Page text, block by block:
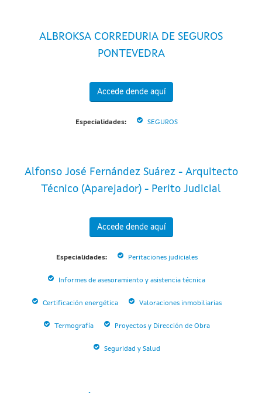
ALBROKSA CORREDURIA DE SEGUROS
PONTEVEDRA
Accede dende aquí
Especialidades: SEGUROS
Alfonso José Fernández Suárez - Arquitecto
Técnico (Aparejador) - Perito Judicial
Accede dende aquí
Especialidades: Peritaciones judiciales
Informes de asesoramiento y asistencia técnica
Certificación energética Valoraciones inmobiliarias
Termografía Proyectos y Dirección de Obra
Seguridad y Salud